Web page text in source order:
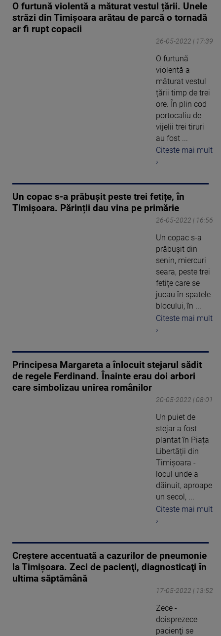
O furtună violentă a măturat vestul țării. Unele
străzi din Timișoara arătau de parcă o tornadă
ar fi rupt copacii
26-05-2022 | 17:39
O furtună
violentă a
măturat vestul
țării timp de trei
ore. În plin cod
portocaliu de
vijelii trei tiruri
au fost ...
Citeste mai mult
›
Un copac s-a prăbușit peste trei fetițe, în
Timișoara. Părinții dau vina pe primărie
26-05-2022 | 16:56
Un copac s-a
prăbușit din
senin, miercuri
seara, peste trei
fetițe care se
jucau în spatele
blocului, în ...
Citeste mai mult
›
Principesa Margareta a înlocuit stejarul sădit
de regele Ferdinand. Înainte erau doi arbori
care simbolizau unirea românilor
20-05-2022 | 08:01
Un puiet de
stejar a fost
plantat în Piața
Libertății din
Timișoara -
locul unde a
dăinuit, aproape
un secol, ...
Citeste mai mult
›
Creştere accentuată a cazurilor de pneumonie
la Timişoara. Zeci de pacienţi, diagnosticaţi în
ultima săptămână
17-05-2022 | 13:52
Zece -
doisprezece
pacienţi se